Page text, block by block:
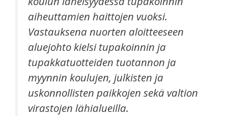
aiheuttamien haittojen vuoksi.
Vastauksena nuorten aloitteeseen
aluejohto kielsi tupakoinnin ja
tupakkatuotteiden tuotannon ja
myynnin koulujen, julkisten ja
uskonnollisten paikkojen sekä valtion
virastojen lähialueilla.